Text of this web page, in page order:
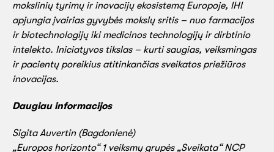
mokslinių tyrimų ir inovacijų ekosistemą Europoje, IHI
apjungia įvairias gyvybės mokslų sritis – nuo farmacijos
ir biotechnologijų iki medicinos technologijų ir dirbtinio
intelekto. Iniciatyvos tikslas – kurti saugias, veiksmingas
ir pacientų poreikius atitinkančias sveikatos priežiūros
inovacijas.
Daugiau informacijos
Sigita Auvertin (Bagdonienė)
„Europos horizonto“ 1 veiksmų grupės „Sveikata“ NCP